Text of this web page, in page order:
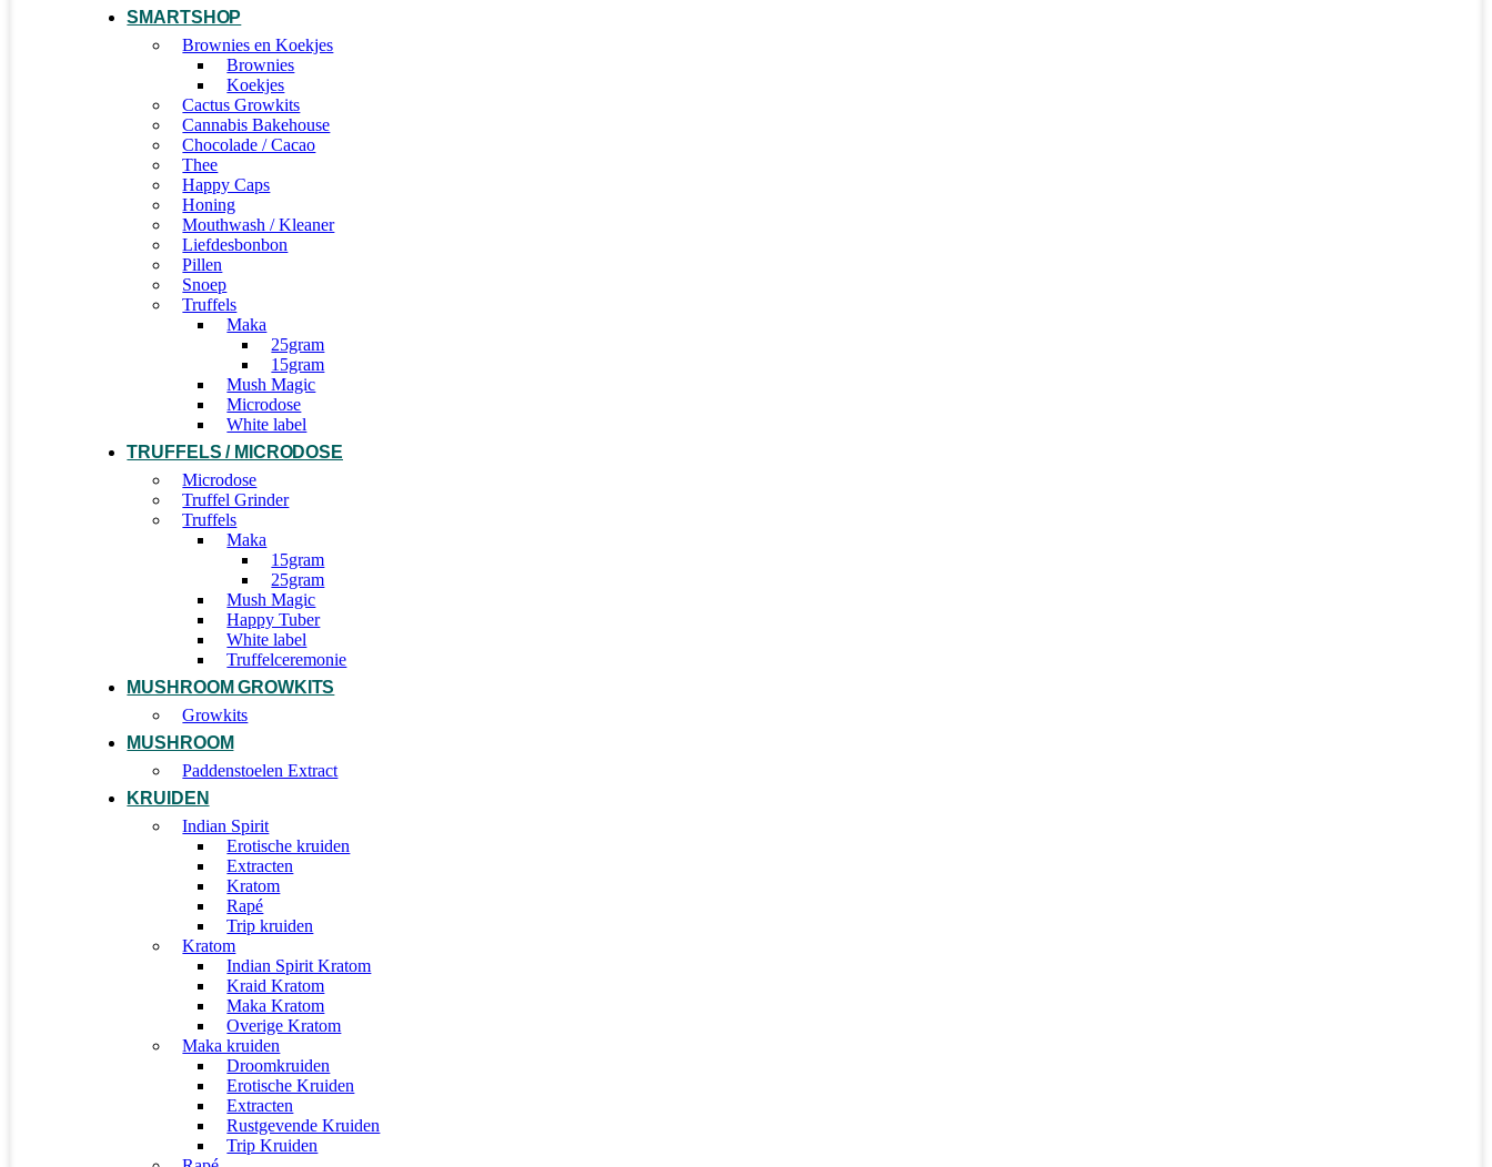
SMARTSHOP
Brownies en Koekjes
Brownies
Koekjes
Cactus Growkits
Cannabis Bakehouse
Chocolade / Cacao
Thee
Happy Caps
Honing
Mouthwash / Kleaner
Liefdesbonbon
Pillen
Snoep
Truffels
Maka
25gram
15gram
Mush Magic
Microdose
White label
TRUFFELS / MICRODOSE
Microdose
Truffel Grinder
Truffels
Maka
15gram
25gram
Mush Magic
Happy Tuber
White label
Truffelceremonie
MUSHROOM GROWKITS
Growkits
MUSHROOM
Paddenstoelen Extract
KRUIDEN
Indian Spirit
Erotische kruiden
Extracten
Kratom
Rapé
Trip kruiden
Kratom
Indian Spirit Kratom
Kraid Kratom
Maka Kratom
Overige Kratom
Maka kruiden
Droomkruiden
Erotische Kruiden
Extracten
Rustgevende Kruiden
Trip Kruiden